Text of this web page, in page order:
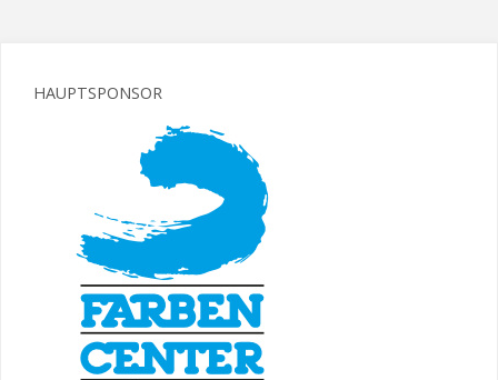
HAUPTSPONSOR